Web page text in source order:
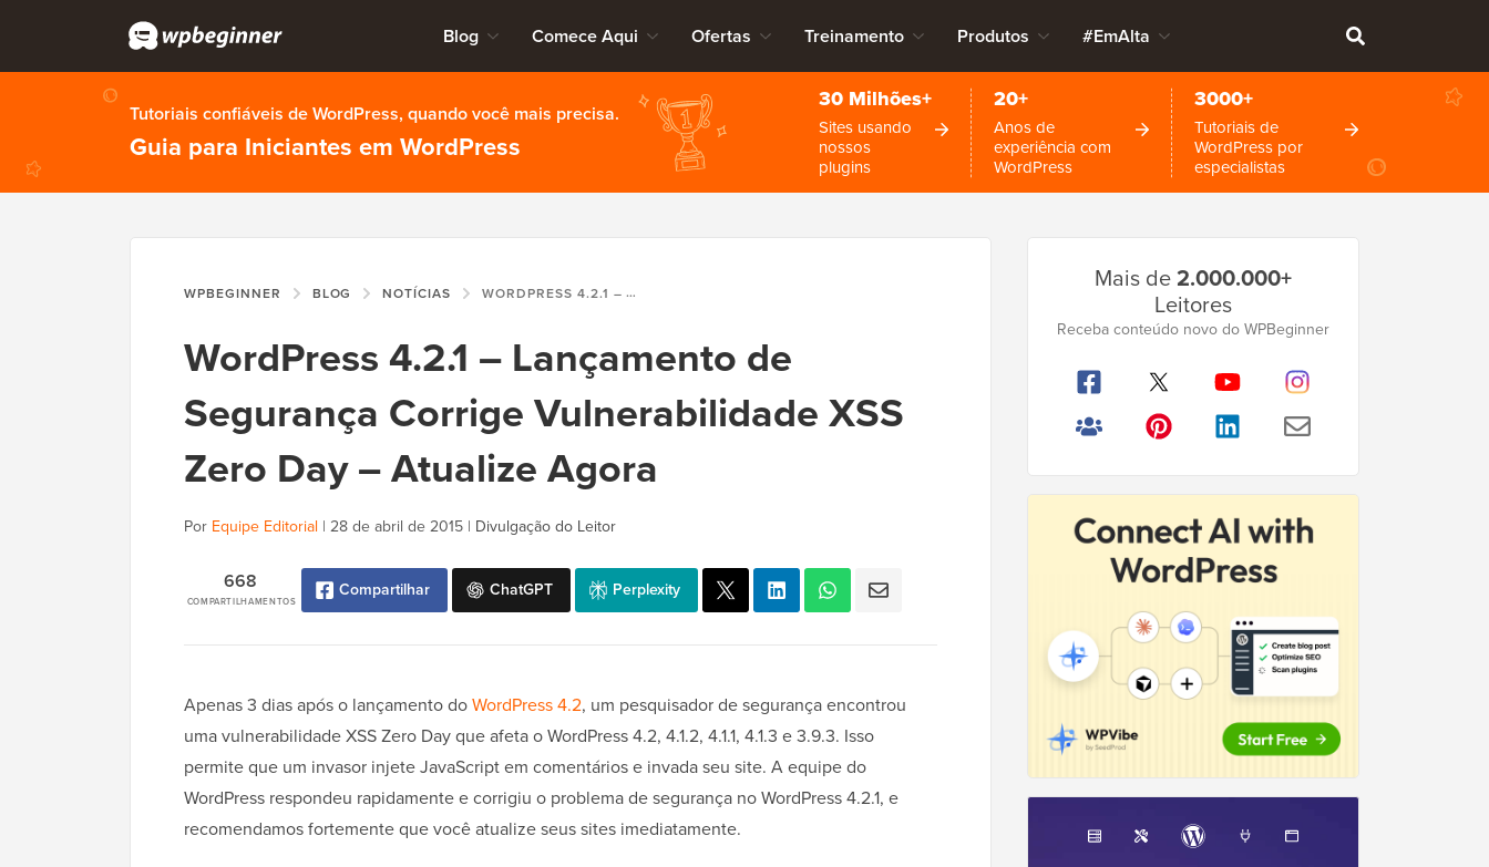
Blog Comece Aqui Ofertas Treinamento Produtos #EmAlta
Tutoriais confiáveis de WordPress, quando você mais precisa.
Guia para Iniciantes em WordPress
30 Milhões+
Sites usando
nossos
plugins
20+
Anos de
experiência com
WordPress
3000+
Tutoriais de
WordPress por
especialistas
WPBEGINNER BLOG NOTÍCIAS WORDPRESS 4.2.1 – LANÇAMENTO DE SEGURANÇA CORRIGE VULNERABILIDADE XSS ZERO DAY – ATUALIZE AGORA
WordPress 4.2.1 – Lançamento de
Segurança Corrige Vulnerabilidade XSS
Zero Day – Atualize Agora
Por Equipe Editorial | 28 de abril de 2015 | Divulgação do Leitor
COMPARTILHAMENTOS
668 Compartilhar ChatGPT Perplexity
Apenas 3 dias após o lançamento doWordPress 4.2, um pesquisador de segurança encontrou
uma vulnerabilidade XSS Zero Day que afeta o WordPress 4.2, 4.1.2, 4.1.1, 4.1.3 e 3.9.3. Isso
permite que um invasor injete JavaScript em comentários e invada seu site. A equipe do
WordPress respondeu rapidamente e corrigiu o problema de segurança no WordPress 4.2.1, e
recomendamos fortemente que você atualize seus sites imediatamente.
Lateral
Principal
Mais de2.000.000+
Leitores
Receba conteúdo novo do WPBeginner